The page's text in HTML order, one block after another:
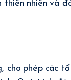
thiên nhiên và
cho phép các tổ